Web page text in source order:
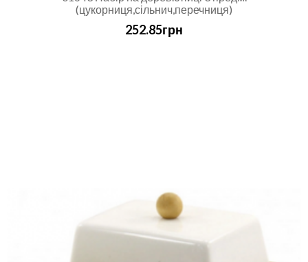
(цукорниця,сільнич,перечниця)
252.85грн